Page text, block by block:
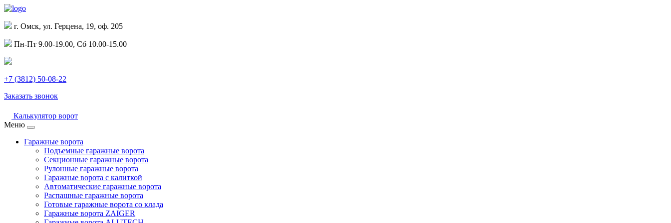
г. Омск, ул. Герцена, 19, оф. 205
Пн-Пт 9.00-19.00, Сб 10.00-15.00
+7 (3812) 50-08-22
Заказать звонок
Калькулятор ворот
Меню
Гаражные ворота
Подъемные гаражные ворота
Секционные гаражные ворота
Рулонные гаражные ворота
Гаражные ворота с калиткой
Автоматические гаражные ворота
Распашные гаражные ворота
Готовые гаражные ворота со клада
Гаражные ворота ZAIGER